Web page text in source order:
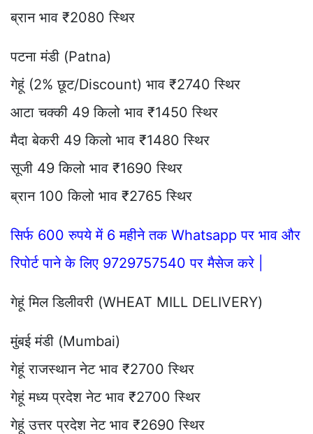
ब्रान भाव ₹2080 स्थिर
पटना मंडी (Patna)
गेहूं (2% छूट/Discount) भाव ₹2740 स्थिर
आटा चक्की 49 किलो भाव ₹1450 स्थिर
मैदा बेकरी 49 किलो भाव ₹1480 स्थिर
सूजी 49 किलो भाव ₹1690 स्थिर
ब्रान 100 किलो भाव ₹2765 स्थिर
सिर्फ 600 रुपये में 6 महीने तक Whatsapp पर भाव और
रिपोर्ट पाने के लिए 9729757540 पर मैसेज करे |
गेहूं मिल डिलीवरी (WHEAT MILL DELIVERY)
मुंबई मंडी (Mumbai)
गेहूं राजस्थान नेट भाव ₹2700 स्थिर
गेहूं मध्य प्रदेश नेट भाव ₹2700 स्थिर
गेहूं उत्तर प्रदेश नेट भाव ₹2690 स्थिर